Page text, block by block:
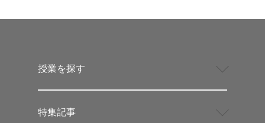
授業を探す
特集記事